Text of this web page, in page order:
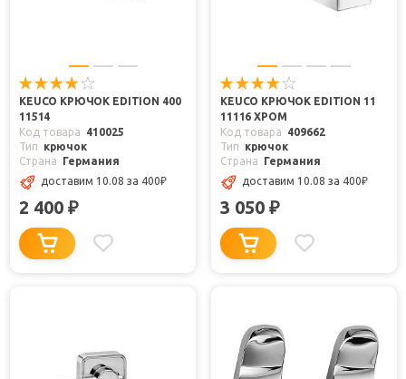
KEUCO КРЮЧОК EDITION 400
11514
Код товара
410025
Тип
крючок
Страна
Германия
доставим 10.08 за 400₽
2 400 ₽
KEUCO КРЮЧОК EDITION 11
11116 ХРОМ
Код товара
409662
Тип
крючок
Страна
Германия
доставим 10.08 за 400₽
3 050 ₽